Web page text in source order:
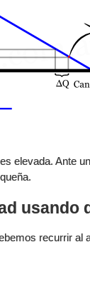
elevada. Ante
usando
recurrir al